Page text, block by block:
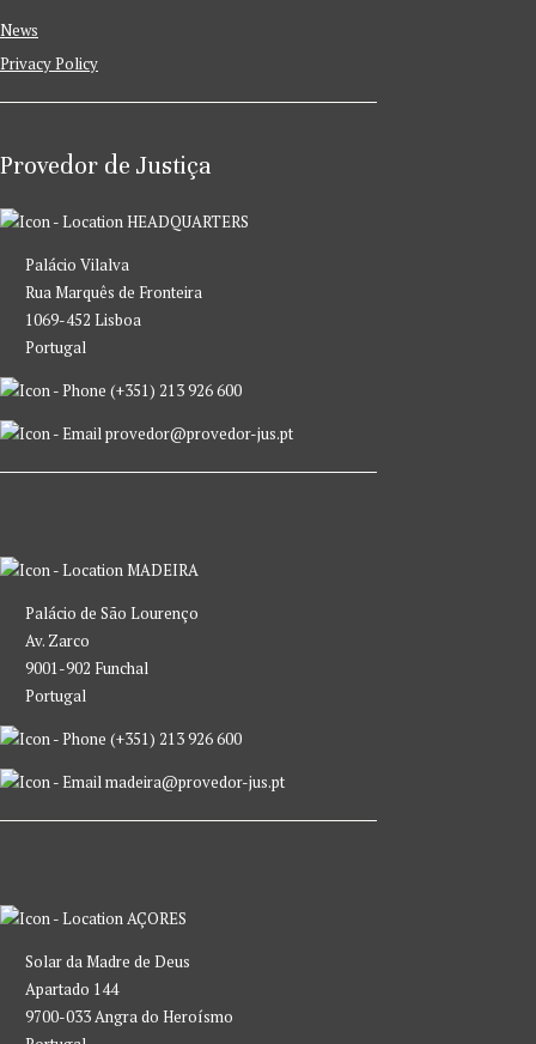
News
Privacy Policy
Provedor de Justiça
HEADQUARTERS
Palácio Vilalva
Rua Marquês de Fronteira
1069-452 Lisboa
Portugal
(+351) 213 926 600
provedor@provedor-jus.pt
MADEIRA
Palácio de São Lourenço
Av. Zarco
9001-902 Funchal
Portugal
(+351) 213 926 600
madeira@provedor-jus.pt
AÇORES
Solar da Madre de Deus
Apartado 144
9700-033 Angra do Heroísmo